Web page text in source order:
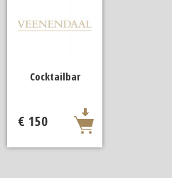
Cocktailbar
€ 150